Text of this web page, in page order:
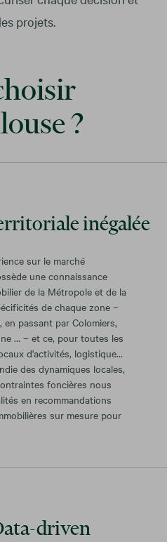
projets.
?
inégalée
sur le marché
une connaissance
de la Métropole et de la
de chaque zone –
passant par Colomiers,
… – et ce, pour toutes les
d'activités, logistique...
des dynamiques locales,
foncières nous
en recommandations
sur mesure pour
driven